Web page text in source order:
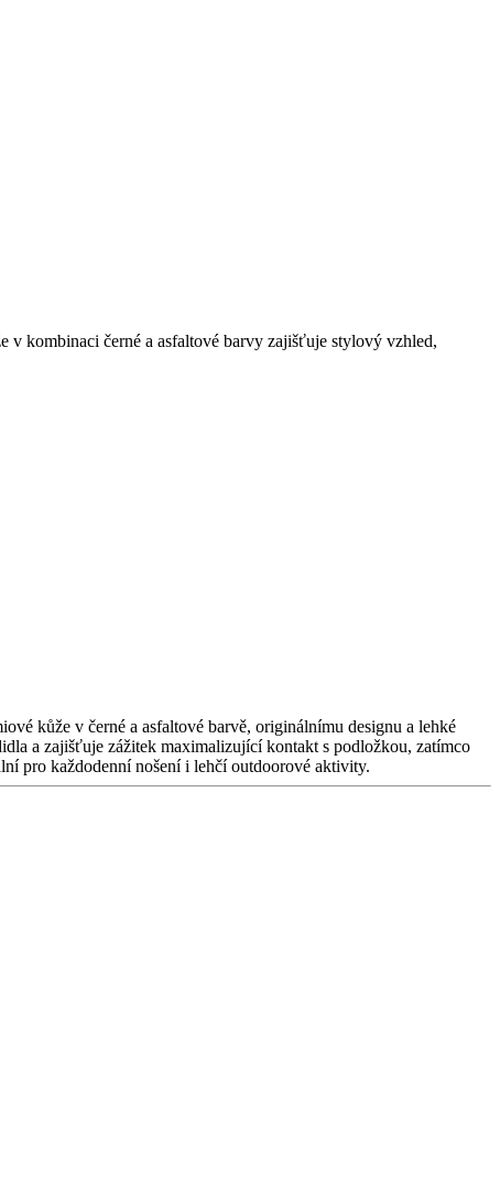
kombinaci černé a asfaltové barvy zajišťuje stylový vzhled,
kůže v černé a asfaltové barvě, originálnímu designu a lehké
a zajišťuje zážitek maximalizující kontakt s podložkou, zatímco
pro každodenní nošení i lehčí outdoorové aktivity.